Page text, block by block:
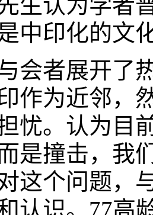
生认为学者
中印化的文
会者展开了
作为近邻，
忧。认为目
是撞击，我
这个问题，
认识。77高